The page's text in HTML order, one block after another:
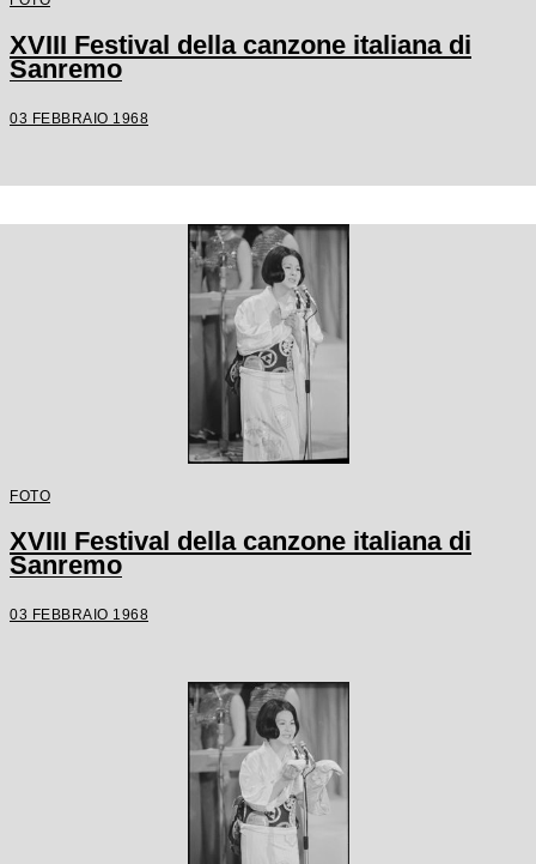
XVIII Festival della canzone italiana di
Sanremo
03 FEBBRAIO 1968
FOTO
XVIII Festival della canzone italiana di
Sanremo
03 FEBBRAIO 1968